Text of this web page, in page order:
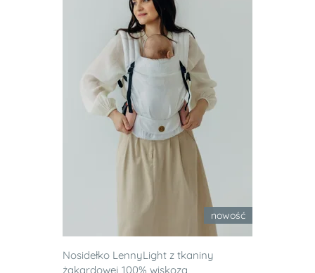
nowość
Nosidełko LennyLight z tkaniny
żakardowej 100% wiskoza